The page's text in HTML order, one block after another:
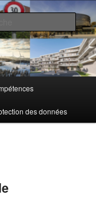
des données